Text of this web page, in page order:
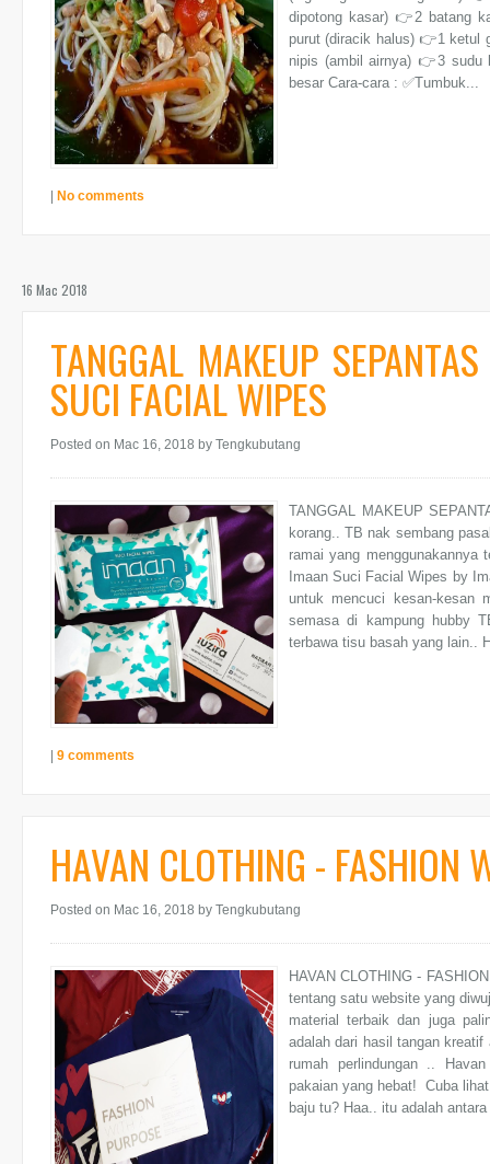
dipotong kasar) 👉2 batang
purut (diracik halus) 👉1 ketul
nipis (ambil airnya) 👉3 sudu
besar Cara-cara : ✅Tumbuk...
| No comments
16 Mac 2018
TANGGAL MAKEUP
SUCI FACIAL WIPES
Posted on Mac 16, 2018 by Tengkubutang
TANGGAL MAKEUP
korang.. TB nak sembang
ramai yang
Imaan Suci Facial Wipes by
untuk mencuci kesan-kesan
semasa di kampung hubby
terbawa tisu basah yang lain..
| 9 comments
HAVAN CLOTHING - FASHION
Posted on Mac 16, 2018 by Tengkubutang
HAVAN CLOTHING -
tentang satu website yang
material terbaik dan juga
adalah dari hasil tangan
rumah perlindungan ..
pakaian yang hebat! Cuba
baju tu? Haa.. itu adalah